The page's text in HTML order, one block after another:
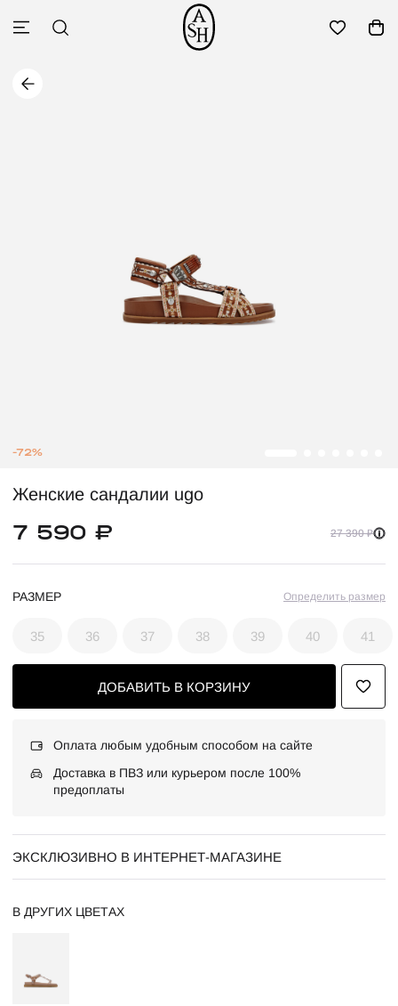
-72%
Женские сандалии ugo
7 590 ₽ 27 390 ₽
РАЗМЕР Определить размер
35 36 37 38 39 40 41
ДОБАВИТЬ В КОРЗИНУ
Оплата любым удобным способом на сайте
Доставка в ПВЗ или курьером после 100%
предоплаты
ЭКСКЛЮЗИВНО В ИНТЕРНЕТ-МАГАЗИНЕ
В ДРУГИХ ЦВЕТАХ